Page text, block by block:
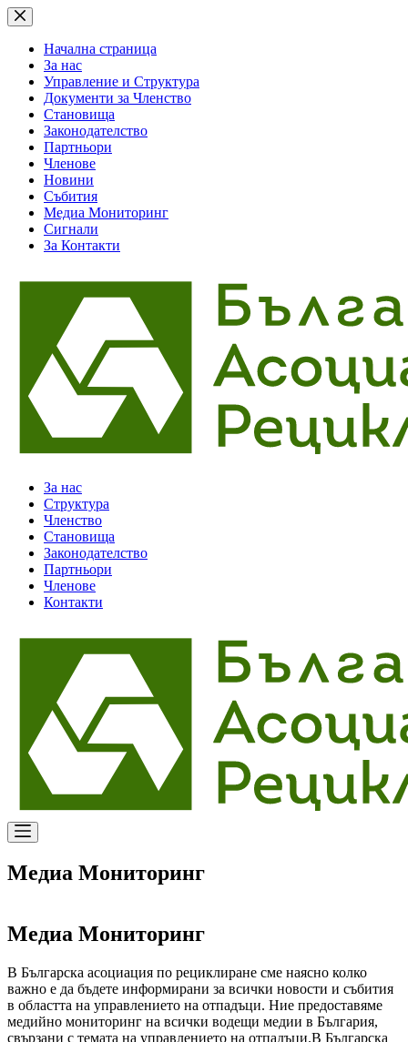
Skip
to
contentНачална страница
За нас
Управление и Структура
Документи за Членство
Становища
Законодателство
Партньори
Членове
Новини
Събития
Медиа Мониторинг
Сигнали
За Контакти
За нас
Структура
Членство
Становища
Законодателство
Партньори
Членове
Контакти
Медиа Мониторинг
Медиа Мониторинг
В Българска асоциация по рециклиране сме наясно колко
важно е да бъдете информирани за всички новости и събития
в областта на управлението на отпадъци. Ние предоставяме
медийно мониторинг на всички водещи медии в България,
свързани с темата на управлението на отпадъци.В Българска